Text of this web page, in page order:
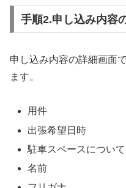
手順2.申し込み内容
申し込み内容の詳細画面
ます。
用件
出張希望日時
駐車スペースについて
名前